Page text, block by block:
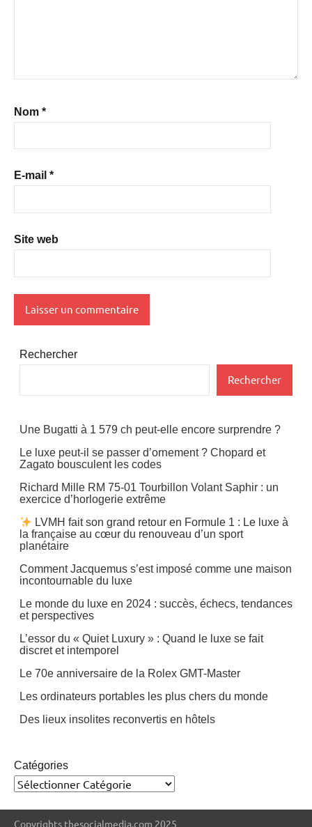
Nom *
E-mail *
Site web
Rechercher
Rechercher
Une Bugatti à 1 579 ch peut-elle encore surprendre ?
Le luxe peut-il se passer d’ornement ? Chopard et
Zagato bousculent les codes
Richard Mille RM 75-01 Tourbillon Volant Saphir : un
exercice d’horlogerie extrême
LVMH fait son grand retour en Formule 1 : Le luxe à
la française au cœur du renouveau d’un sport
planétaire
Comment Jacquemus s’est imposé comme une maison
incontournable du luxe
Le monde du luxe en 2024 : succès, échecs, tendances
et perspectives
L’essor du « Quiet Luxury » : Quand le luxe se fait
discret et intemporel
Le 70e anniversaire de la Rolex GMT-Master
Les ordinateurs portables les plus chers du monde
Des lieux insolites reconvertis en hôtels
Catégories
Copyrights thesocialmedia.com 2025